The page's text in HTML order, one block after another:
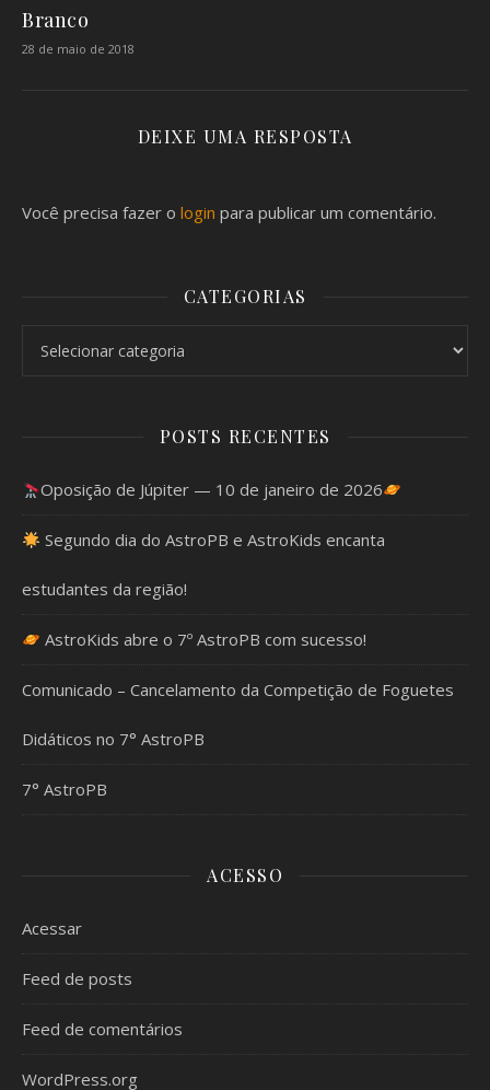
Branco
28 de maio de 2018
DEIXE UMA RESPOSTA
Você precisa fazer o login para publicar um comentário.
CATEGORIAS
POSTS RECENTES
Oposição de Júpiter — 10 de janeiro de 2026
Segundo dia do AstroPB e AstroKids encanta
estudantes da região!
AstroKids abre o 7º AstroPB com sucesso!
Comunicado – Cancelamento da Competição de Foguetes
Didáticos no 7° AstroPB
7° AstroPB
ACESSO
Acessar
Feed de posts
Feed de comentários
WordPress.org